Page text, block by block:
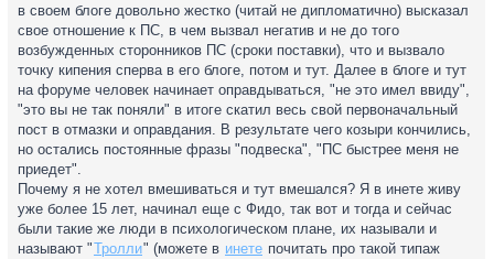
в своем блоге довольно жестко (читай не дипломатично) высказал
свое отношение к ПС, в чем вызвал негатив и не до того
возбужденных сторонников ПС (сроки поставки), что и вызвало
точку кипения сперва в его блоге, потом и тут. Далее в блоге и тут
на форуме человек начинает оправдываться, "не это имел ввиду",
"это вы не так поняли" в итоге скатил весь свой первоначальный
пост в отмазки и оправдания. В результате чего козыри кончились,
но остались постоянные фразы "подвеска", "ПС быстрее меня не
приедет".
Почему я не хотел вмешиваться и тут вмешался? Я в инете живу
уже более 15 лет, начинал еще с Фидо, так вот и тогда и сейчас
были такие же люди в психологическом плане, их называли и
называют "Тролли" (можете в инете почитать про такой типаж